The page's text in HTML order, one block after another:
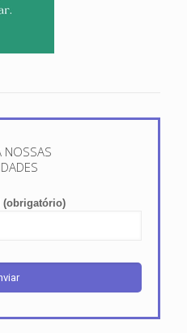
NOSSAS
(obrigatório)